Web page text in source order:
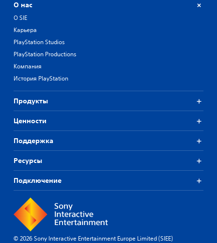
О нас
О SIE
Карьера
PlayStation Studios
PlayStation Productions
Компания
История PlayStation
Продукты
Ценности
Поддержка
Ресурсы
Подключение
© 2026 Sony Interactive Entertainment Europe Limited (SIEE)